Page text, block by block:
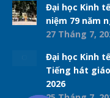
Đại học Kinh
niệm 79 năm
27 Tháng 7,
Đại học Kinh
Tiếng hát
2026